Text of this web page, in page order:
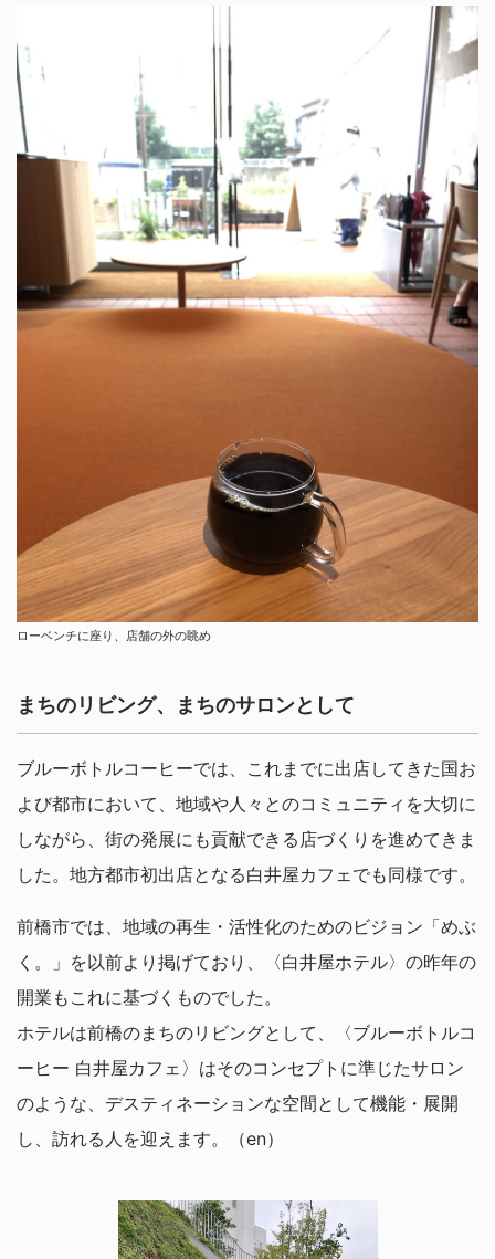
ローベンチに座り、店舗の外の眺め
まちのリビング、まちのサロンとして
ブルーボトルコーヒーでは、これまでに出店してきた国お
よび都市において、地域や人々とのコミュニティを大切に
しながら、街の発展にも貢献できる店づくりを進めてきま
した。地⽅都市初出店となる⽩井屋カフェでも同様です。
前橋市では、地域の再生・活性化のためのビジョン「めぶ
く。」を以前より掲げており、〈白井屋ホテル〉の昨年の
開業もこれに基づくものでした。
ホテルは前橋のまちのリビングとして、〈ブルーボトルコ
ーヒー ⽩井屋カフェ〉はそのコンセプトに準じたサロン
のような、デスティネーションな空間として機能・展開
し、訪れる人を迎えます。（en）